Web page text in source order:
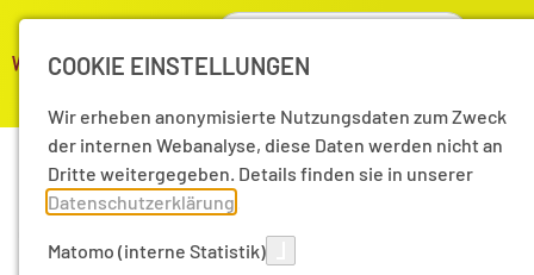
Nov Vom Klimakiller zum
COOKIE EINSTELLUNGEN
Wir erheben anonymisierte Nutzungsdaten zum Zweck
der internen Webanalyse, diese Daten werden nicht an
Dritte weitergegeben. Details finden sie in unserer
Datenschutzerklärung
Matomo (interne Statistik)